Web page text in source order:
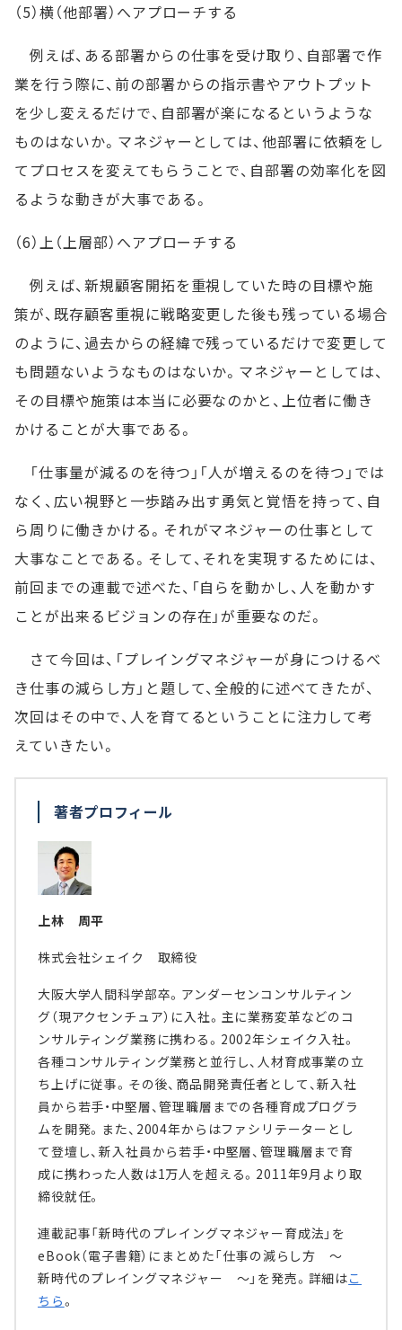
（5）横（他部署）へアプローチする
例えば、ある部署からの仕事を受け取り、自部署で作
業を行う際に、前の部署からの指示書やアウトプット
を少し変えるだけで、自部署が楽になるというような
ものはないか。マネジャーとしては、他部署に依頼をし
てプロセスを変えてもらうことで、自部署の効率化を図
るような動きが大事である。
（6）上（上層部）へアプローチする
例えば、新規顧客開拓を重視していた時の目標や施
策が、既存顧客重視に戦略変更した後も残っている場合
のように、過去からの経緯で残っているだけで変更して
も問題ないようなものはないか。マネジャーとしては、
その目標や施策は本当に必要なのかと、上位者に働き
かけることが大事である。
「仕事量が減るのを待つ」「人が増えるのを待つ」では
なく、広い視野と一歩踏み出す勇気と覚悟を持って、自
ら周りに働きかける。それがマネジャーの仕事として
大事なことである。そして、それを実現するためには、
前回までの連載で述べた、「自らを動かし、人を動かす
ことが出来るビジョンの存在」が重要なのだ。
さて今回は、「プレイングマネジャーが身につけるべ
き仕事の減らし方」と題して、全般的に述べてきたが、
次回はその中で、人を育てるということに注力して考
えていきたい。
著者プロフィール
上林 周平
株式会社シェイク 取締役
大阪大学人間科学部卒。アンダーセンコンサルティン
グ（現アクセンチュア）に入社。主に業務変革などのコ
ンサルティング業務に携わる。2002年シェイク入社。
各種コンサルティング業務と並行し、人材育成事業の立
ち上げに従事。その後、商品開発責任者として、新入社
員から若手・中堅層、管理職層までの各種育成プログラ
ムを開発。また、2004年からはファシリテーターとし
て登壇し、新入社員から若手・中堅層、管理職層まで育
成に携わった人数は1万人を超える。2011年9月より取
締役就任。
連載記事「新時代のプレイングマネジャー育成法」を
eBook（電子書籍）にまとめた「仕事の減らし方 ～
新時代のプレイングマネジャー ～」を発売。詳細はこ
ちら。